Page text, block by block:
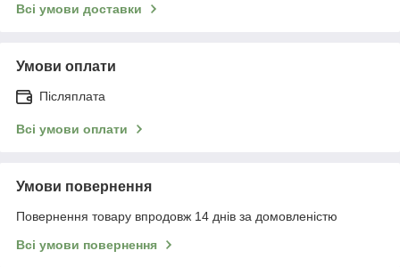
Всі умови доставки
Умови оплати
Післяплата
Всі умови оплати
Умови повернення
Повернення товару впродовж 14 днів за домовленістю
Всі умови повернення